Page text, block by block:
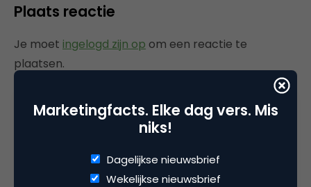
Plaats reactie
Je moet ingelogd zijn op om een reactie te
plaatsen.
Gerelateerde artikelen
Rebel with or without a cause?
Marketingfacts. Elke dag vers. Mis
niks!
Dagelijkse nieuwsbrief
Wekelijkse nieuwsbrief